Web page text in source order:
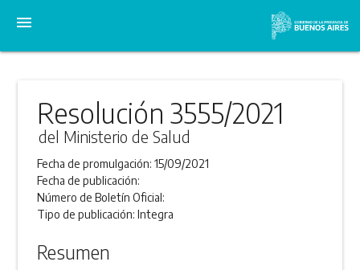
menu
Resolución 3555/2021
del Ministerio de Salud
Fecha de promulgación:15/09/2021
Fecha de publicación:
Número de Boletín Oficial:
Tipo de publicación:Integra
Resumen